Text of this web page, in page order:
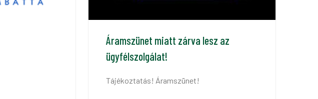
Áramszünet miatt zárva lesz az
ügyfélszolgálat!
Tájékoztatás! Áramszünet!